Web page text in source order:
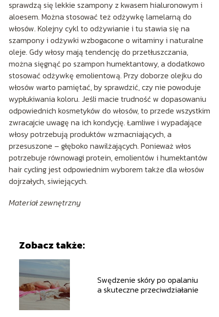
sprawdzą się lekkie szampony z kwasem hialuronowym i
aloesem. Można stosować też odżywkę lamelarną do
włosów. Kolejny cykl to odżywianie i tu stawia się na
szampony i odżywki wzbogacone o witaminy i naturalne
oleje. Gdy włosy mają tendencję do przetłuszczania,
można sięgnąć po szampon humektantowy, a dodatkowo
stosować odżywkę emolientową. Przy doborze olejku do
włosów warto pamiętać, by sprawdzić, czy nie powoduje
wypłukiwania koloru. Jeśli macie trudność w dopasowaniu
odpowiednich kosmetyków do włosów, to przede wszystkim
zwracajcie uwagę na ich kondycję. Łamliwe i wypadające
włosy potrzebują produktów wzmacniających, a
przesuszone – głęboko nawilżających. Ponieważ włos
potrzebuje równowagi protein, emolientów i humektantów
hair cycling jest odpowiednim wyborem także dla włosów
dojrzałych, siwiejących.
Materiał zewnętrzny
Zobacz także:
Swędzenie skóry po opalaniu
a skuteczne przeciwdziałanie